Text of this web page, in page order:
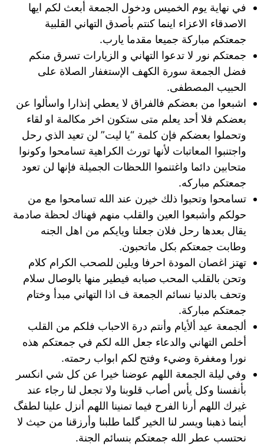
في نهاية يوم الخميس ودخول الجمعة أبعث لكم ايها
الاصدقاء الاعزاء اينما كنتم بأصدق التهاني القلبية
جمعتكم مباركة جميعا مقدما يارب.
جمعتكم نور لا تدعوا التهاني و الزيارات تسرق منكم
فضل الجمعة سورة الكهف الإستغفار الصلاة على
الحبيب المصطفى.
اشبعوا من بعضكم فالفراق لا يعطي إنذارا واسألوا عن
بعضكم فلا أحد يعلم متى ستكون اخر مكالمة او لقاء
وتحملوا بعضكم فإن كلمة “يا ليت” لن تعيد الذي رحل
واجتنبوا المعاتبات لأنها تورث الكراهية تسامحوا وكونوا
متحابين دائما واغتنموا اللحظات الجميلة فإنها لن تعود
جمعتكم مباركه.
تسامحوا وتحبوا ذلك خيرن عند الله تسامحوا مع من
حولكم وأشبعوا العين والقلب منهم فهناك لحظة صادمة
يقال بعدها رحل فلان جعلنا ويايكم من اهل الجنه
وطابت جمعتكم بكل ماتحبون.
تهتز اغصان المودة احرفا ويلين للصحب الكرام كلام
وتحن بالقلب المحب صبابه فيطير منها بالوصال سلام
وتحف بالدنيا نسائم الجمعة ف اذا التهاني مبدأ وختام
جمعتكم مباركة.
ألجمعة عيد ألأيام وأنتم درة الاحباب فلكم من القلب
أخلص التهاني والدعاء جعل الله لكم في جمعتكم هذه
نورا ومغفرة وضيء وفتح لكم ابواب رحمته.
وفي ليلة الجمعة اللهم عوضنا خيرا عن كل شي انكسر
بأنفسنا وكل يأس أصاب قلوبنا ولا تجعل لنا رجاء عند
غيرك اللهم أرنا الفرح فيما تمنينا اللهم أنزل علينا لطفگ
أينما ذهبنا ويسر لنا الخير گلما طلبنا وأرزقنا من حيث لا
نحتسب عطر الله جمعتكم بنسائم الجنة.